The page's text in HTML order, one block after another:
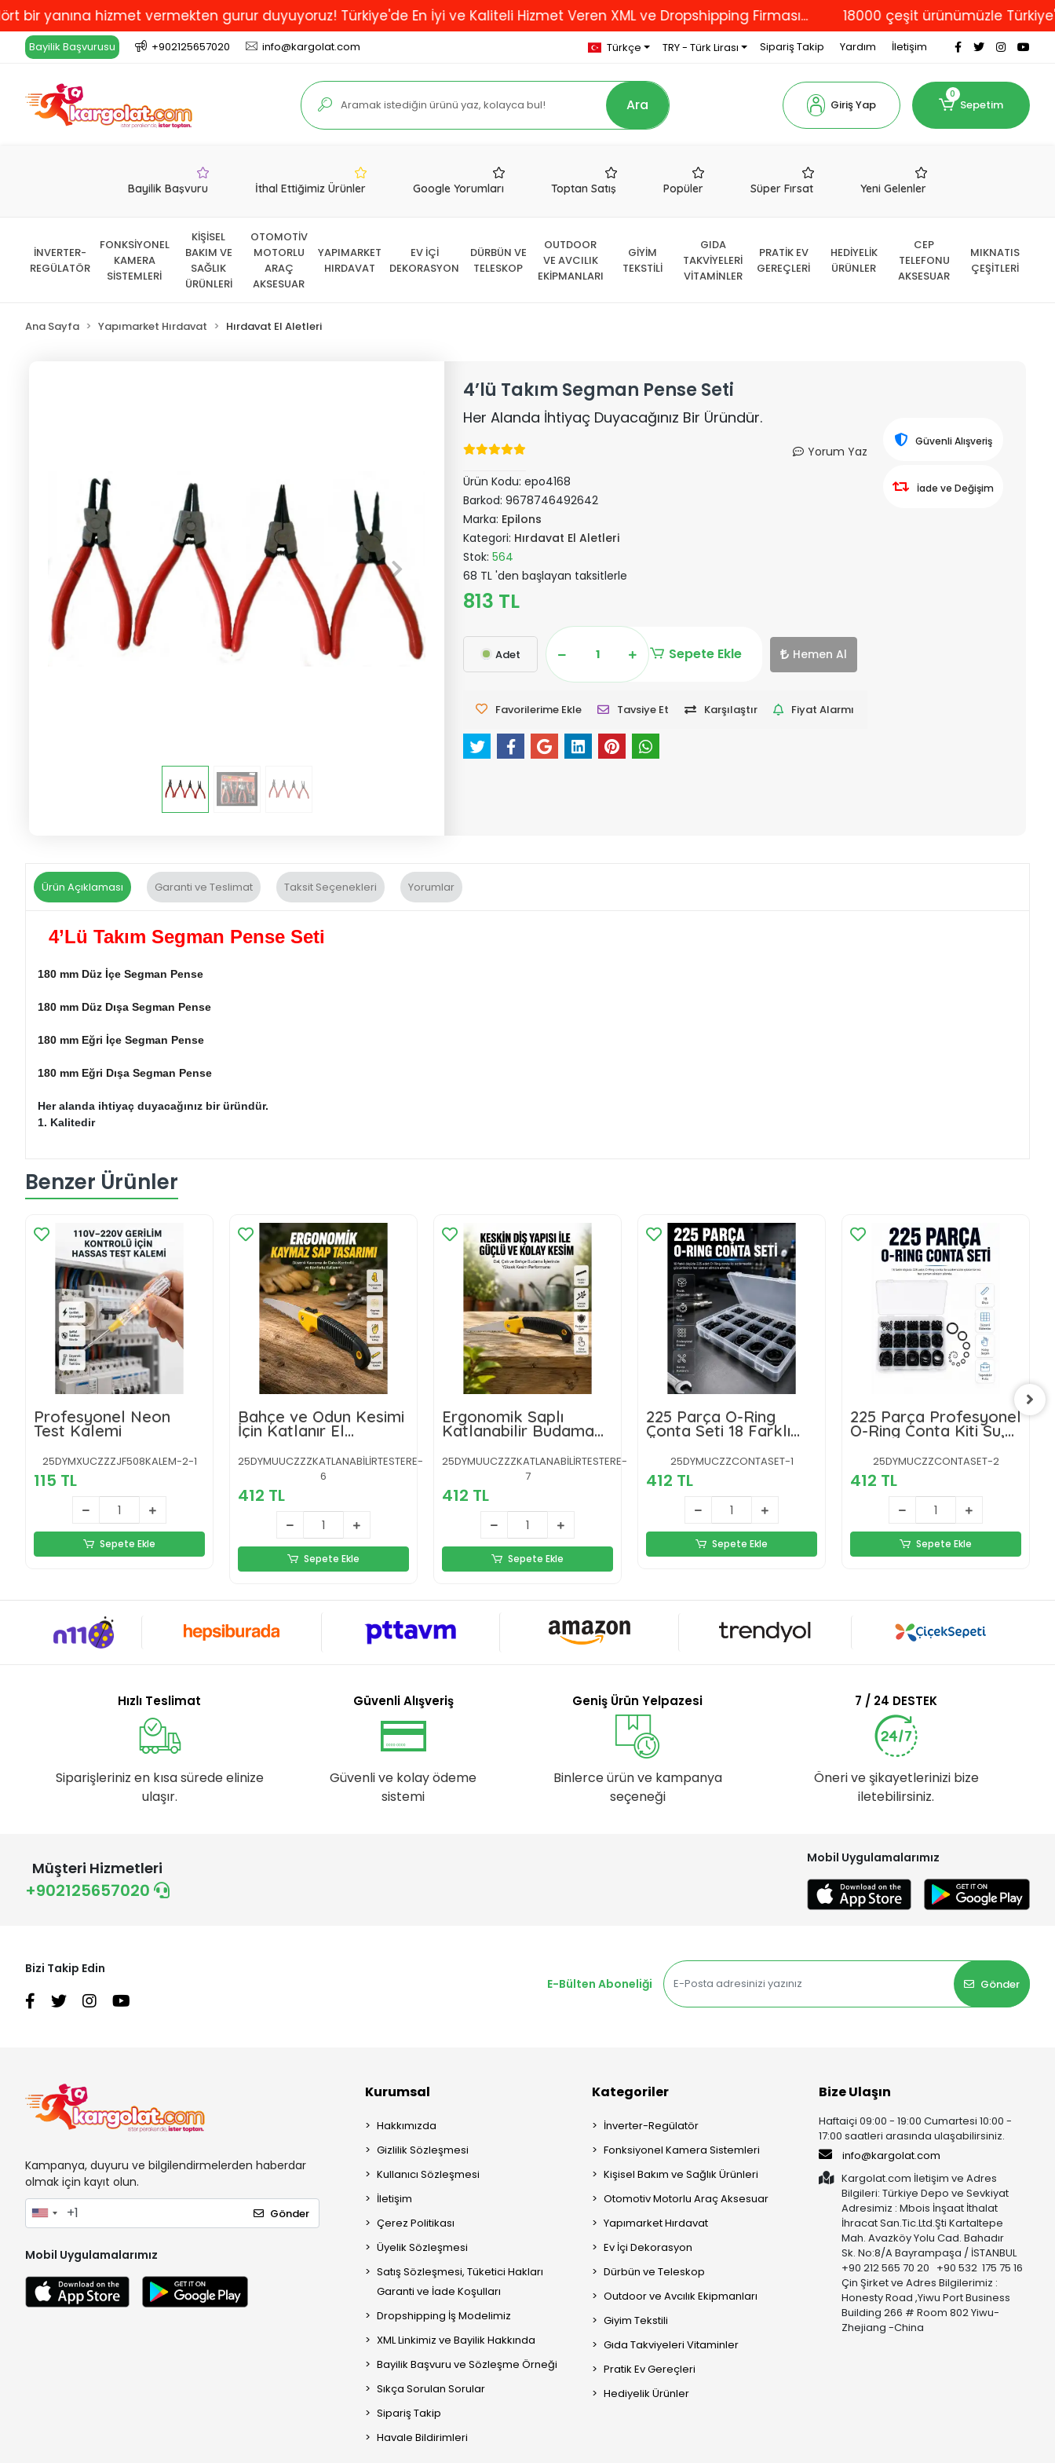
hizmet vermekten gurur duyuyoruz! Türkiye'de En İyi ve Kaliteli Hizmet Veren XML ve Dropshipping Firması... 18000 çeşit ürünümüzle Türkiye'nin
Bayilik Başvurusu +902125657020 info@kargolat.com Türkçe TRY - Türk Lirası Sipariş Takip Yardım İletişim
Ara Giriş Yap
0
Sepetim
Bayilik Başvuru İthal Ettiğimiz Ürünler Google Yorumları Toptan Satış Popüler Süper Fırsat Yeni Gelenler
İNVERTER-
REGÜLATÖR
FONKSİYONEL
KAMERA
SİSTEMLERİ
KİŞİSEL
BAKIM VE
SAĞLIK
ÜRÜNLERİ
OTOMOTİV
MOTORLU
ARAÇ
AKSESUAR
YAPIMARKET
HIRDAVAT
EV İÇİ
DEKORASYON
DÜRBÜN VE
TELESKOP
OUTDOOR
VE AVCILIK
EKİPMANLARI
GİYİM
TEKSTİLİ
GIDA
TAKVİYELERİ
VİTAMİNLER
PRATİK EV
GEREÇLERİ
HEDİYELİK
ÜRÜNLER
CEP
TELEFONU
AKSESUAR
MIKNATIS
ÇEŞİTLERİ
Ana Sayfa Yapımarket Hırdavat Hırdavat El Aletleri
4’lü Takım Segman Pense Seti
Her Alanda İhtiyaç Duyacağınız Bir Üründür.
Yorum Yaz
Ürün Kodu:epo4168
Barkod:9678746492642
Marka: Epilons
Kategori: Hırdavat El Aletleri
Stok:564
68 TL 'den başlayan taksitlerle
813 TL
Adet Sepete Ekle Hemen Al
Favorilerime Ekle Tavsiye Et Karşılaştır Fiyat Alarmı
Güvenli Alışveriş
İade ve Değişim
Ürün Açıklaması Garanti ve Teslimat Taksit Seçenekleri Yorumlar
4’Lü Takım Segman Pense Seti
180 mm Düz İçe Segman Pense
180 mm Düz Dışa Segman Pense
180 mm Eğri İçe Segman Pense
180 mm Eğri Dışa Segman Pense
Her alanda ihtiyaç duyacağınız bir üründür.
1. Kalitedir
Benzer Ürünler
Profesyonel Neon
Test Kalemi
25DYMXUCZZZJF508KALEM-2-1
115 TL
Sepete Ekle
Bahçe ve Odun Kesimi
İçin Katlanır El
Testeresi
25DYMUUCZZZKATLANABİLİRTESTERE-
6
412 TL
Sepete Ekle
Ergonomik Saplı
Katlanabilir Budama
25DYMUUCZZZKATLANABİLİRTESTERE-
7
412 TL
Sepete Ekle
225 Parça O-Ring
Conta Seti 18 Farklı
Ölçü Kauçuk
Sızdırmazlık Conta
Organizer Kutulu
25DYMUCZZCONTASET-1
412 TL
Sepete Ekle
225 Parça Profesyonel
O-Ring Conta Kiti Su,
Yağ ve Hava
Sızdırmazlık Tamir Seti
25DYMUCZZCONTASET-2
412 TL
Sepete Ekle
Hızlı Teslimat
Siparişleriniz en kısa sürede elinize
ulaşır.
Güvenli Alışveriş
Güvenli ve kolay ödeme
sistemi
Geniş Ürün Yelpazesi
Binlerce ürün ve kampanya
seçeneği
7 / 24 DESTEK
Öneri ve şikayetlerinizi bize
iletebilirsiniz.
Müşteri Hizmetleri
+902125657020
Mobil Uygulamalarımız
Bizi Takip Edin
E-Bülten Aboneliği
Gönder
Kampanya, duyuru ve bilgilendirmelerden haberdar
olmak için kayıt olun.
Gönder
Mobil Uygulamalarımız
Kurumsal
Hakkımızda
Gizlilik Sözleşmesi
Kullanıcı Sözleşmesi
İletişim
Çerez Politikası
Üyelik Sözleşmesi
Satış Sözleşmesi, Tüketici Hakları
Garanti ve İade Koşulları
Dropshipping İş Modelimiz
XML Linkimiz ve Bayilik Hakkında
Bayilik Başvuru ve Sözleşme Örneği
Sıkça Sorulan Sorular
Sipariş Takip
Havale Bildirimleri
Kategoriler
İnverter-Regülatör
Fonksiyonel Kamera Sistemleri
Kişisel Bakım ve Sağlık Ürünleri
Otomotiv Motorlu Araç Aksesuar
Yapımarket Hırdavat
Ev İçi Dekorasyon
Dürbün ve Teleskop
Outdoor ve Avcılık Ekipmanları
Giyim Tekstili
Gıda Takviyeleri Vitaminler
Pratik Ev Gereçleri
Hediyelik Ürünler
Bize Ulaşın
Haftaiçi 09:00 - 19:00 Cumartesi 10:00 -
17:00 saatleri arasında ulaşabilirsiniz.
info@kargolat.com
Kargolat.com İletişim ve Adres
Bilgileri: Türkiye Depo ve Sevkiyat
Adresimiz : Mbois İnşaat İthalat
İhracat San.Tic.Ltd.Şti Kartaltepe
Mah. Avazköy Yolu Cad. Bahadır
Sk. No:8/A Bayrampaşa / İSTANBUL
+90 212 565 70 20 +90 532 175 75 16
Çin Şirket ve Adres Bilgilerimiz :
Honesty Road ,Yiwu Port Business
Building 266 # Room 802 Yiwu-
Zhejiang -China